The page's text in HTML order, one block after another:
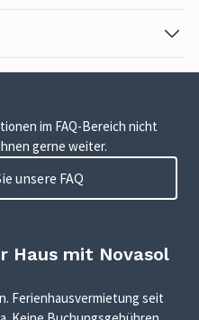
im FAQ-Bereich nicht
gerne weiter.
unsere FAQ
Haus mit Novasol
Ferienhausvermietung seit